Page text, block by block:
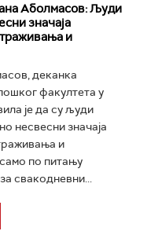
Аболмасов: Људи
значаја
и
деканка
факултета у
је да су људи
несвесни значаја
и
по питању
свакодневни...